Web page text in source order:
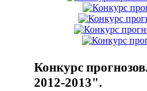
Конкурс
2012-2013".